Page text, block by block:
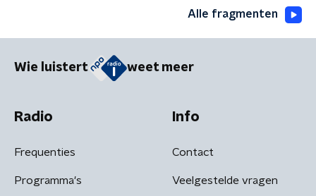
Alle fragmenten
Wie luistert weet meer
Radio
Frequenties
Programma's
Info
Contact
Veelgestelde vragen